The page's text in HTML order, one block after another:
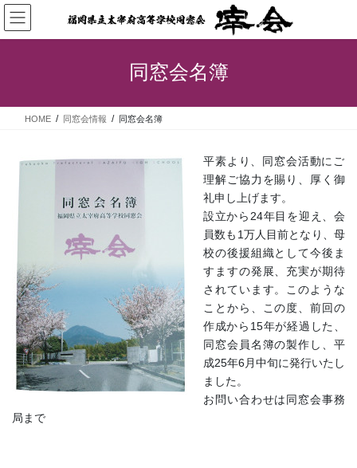
コ
ン
テ
ス
ナ
ビ
ゲ
ン
同窓会名簿
HOME 同窓会情報 同窓会名簿
平素より、同窓会活動にご
理解ご協力を賜り、厚く御
礼申し上げます。
設立から24年目を迎え、会
員数も1万人目前となり、母
校の後援組織として今後ま
すますの発展、充実が期待
されています。このような
ことから、この度、前回の
作成から15年が経過した、
同窓会員名簿の製作し、平
成25年6月中旬に発行いたし
ました。
お問い合わせは同窓会事務
局まで